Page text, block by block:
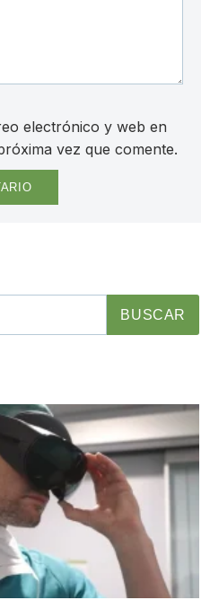
electrónico y web en
vez que comente.
BUSCAR